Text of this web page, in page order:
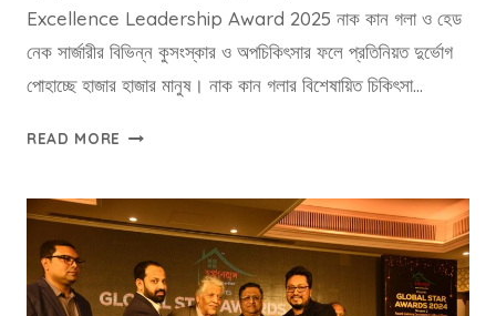
Excellence Leadership Award 2025 নাক কান গলা ও হেড
নেক সার্জারীর বিভিন্ন কুসংস্কার ও অপচিকিৎসার ফলে প্রতিনিয়ত দুর্ভোগ
পোহাচ্ছে হাজার হাজার মানুষ। নাক কান গলার বিশেষায়িত চিকিৎসা…
READ MORE GLOBAL
AWARD
2025